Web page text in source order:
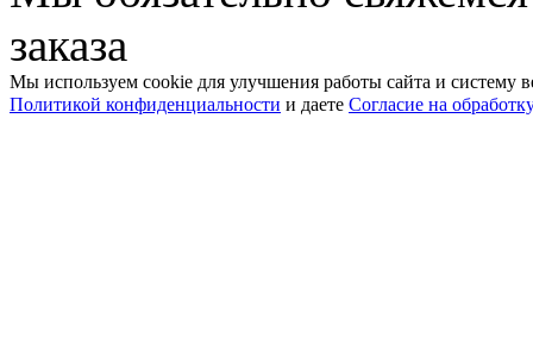
заказа
Мы используем cookie для улучшения работы сайта и систему
Политикой конфиденциальности и даете Согласие на